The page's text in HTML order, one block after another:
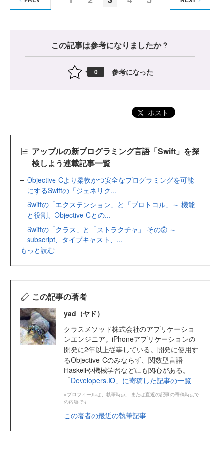
この記事は参考になりましたか？
0 参考になった
ポスト
アップルの新プログラミング言語「Swift」を探
検しよう連載記事一覧
Objective-Cより柔軟かつ安全なプログラミングを可能
にするSwiftの「ジェネリク...
Swiftの「エクステンション」と「プロトコル」～ 機能
と役割、Objective-Cとの...
Swiftの「クラス」と「ストラクチャ」 その② ～
subscript、タイプキャスト、...
もっと読む
この記事の著者
yad（ヤド）
クラスメソッド株式会社のアプリケーショ
ンエンジニア。iPhoneアプリケーションの
開発に2年以上従事している。開発に使用す
るObjective-Cのみならず、関数型言語
Haskellや機械学習などにも関心がある。
「Developers.IO」に寄稿した記事の一覧
※プロフィールは、執筆時点、または直近の記事の寄稿時点で
の内容です
この著者の最近の執筆記事